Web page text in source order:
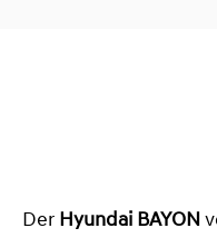
Der Hyundai BAYON